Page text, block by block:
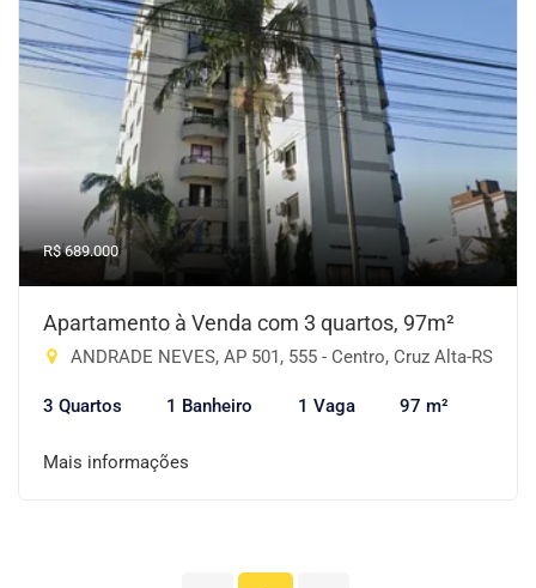
R$ 689.000
Apartamento à Venda com 3 quartos, 97m²
ANDRADE NEVES, AP 501, 555 - Centro, Cruz Alta-RS
3 Quartos 1 Banheiro 1 Vaga 97 m²
Mais informações